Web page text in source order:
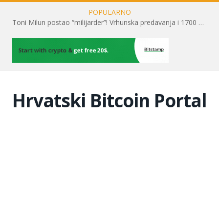
POPULARNO
Toni Milun postao “milijarder”! Vrhunska predavanja i 1700 posjetitelja obilježili su mjesec financijske pismenosti
Hrvatski Bitcoin Portal